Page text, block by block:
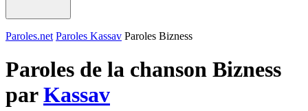
Paroles.net Paroles Kassav Paroles Bizness
Paroles de la chanson Bizness
parKassav